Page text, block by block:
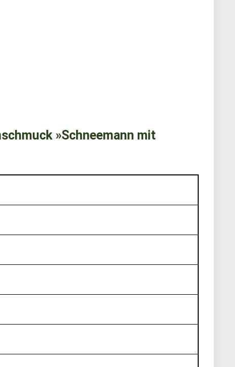
»Schneemann mit